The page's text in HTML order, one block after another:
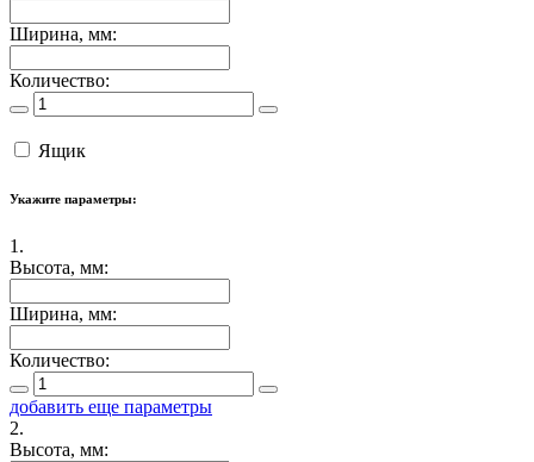
Ширина, мм:
Количество:
Ящик
Укажите параметры:
1.
Высота, мм:
Ширина, мм:
Количество:
добавить еще параметры
2.
Высота, мм: